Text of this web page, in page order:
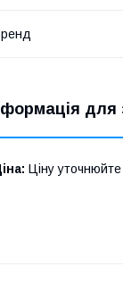
Ціну уточнюйте